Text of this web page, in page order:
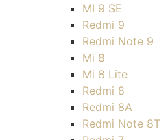
MI 9 SE
Redmi 9
Redmi Note 9
Mi 8
Mi 8 Lite
Redmi 8
Redmi 8A
Redmi Note 8T